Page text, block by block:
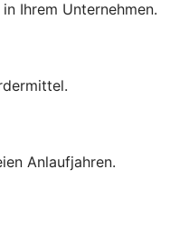
Ihrem Unternehmen.
Anlaufjahren.